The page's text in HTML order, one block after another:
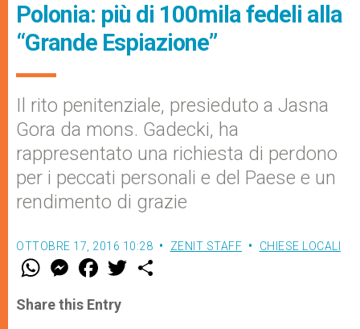
Polonia: più di 100mila fedeli alla
“Grande Espiazione”
Il rito penitenziale, presieduto a Jasna
Gora da mons. Gadecki, ha
rappresentato una richiesta di perdono
per i peccati personali e del Paese e un
rendimento di grazie
OTTOBRE 17, 2016 10:28 ZENIT STAFF CHIESE LOCALI
W
t
s
M
e
s
e
F
a
e
b
w
Share this Entry